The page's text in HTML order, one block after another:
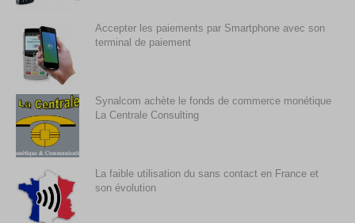
Accepter les paiements par Smartphone avec son
terminal de paiement
Synalcom achète le fonds de commerce monétique
La Centrale Consulting
La faible utilisation du sans contact en France et
son évolution